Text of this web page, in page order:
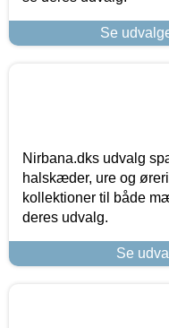
Se
Nirbana.dks udvalg
halskæder, ure og
kollektioner til både
deres udvalg.
Se